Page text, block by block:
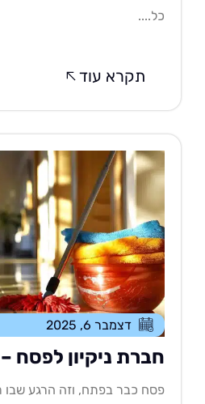
תקרא עוד
דצמבר 6, 2025
ניקיון לפסח –
כבר בפתח, וזה הרגע שבו רובנו